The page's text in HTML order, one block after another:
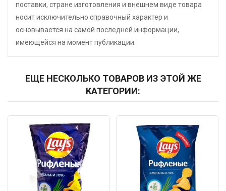
поставки, стране изготовления и внешнем виде товара
носит исключительно справочный характер и
основывается на самой последней информации,
имеющейся на момент публикации.
ЕЩЕ НЕСКОЛЬКО ТОВАРОВ ИЗ ЭТОЙ ЖЕ
КАТЕГОРИИ:
Код: 3399 Код: 2730